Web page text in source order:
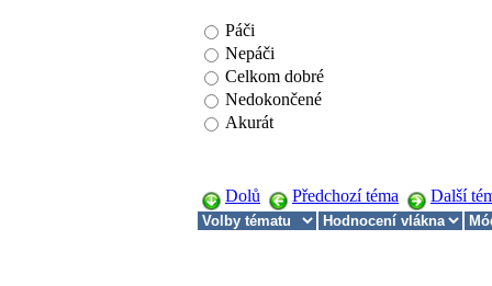
Páči
Nepáči
Celkom dobré
Nedokončené
Akurát
Dolů Předchozí téma Další